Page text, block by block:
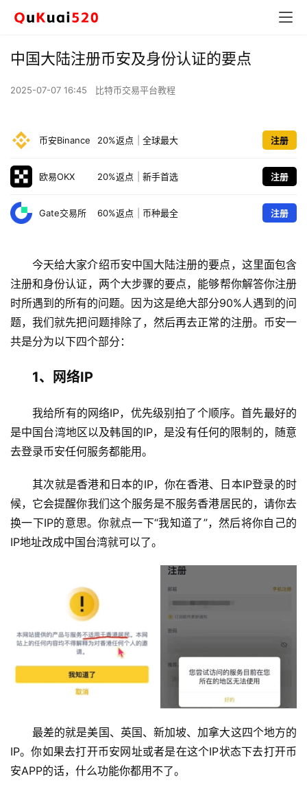
中国大陆注册币安及身份认证的要点
2025-07-07 16:45 比特币交易平台教程
币安Binance 20%返点 全球最大 注册
欧易OKX 20%返点 新手首选 注册
Gate交易所 60%返点 币种最全 注册
今天给大家介绍币安中国大陆注册的要点，这里面包含
注册和身份认证，两个大步骤的要点，能够帮你解答你注册
时所遇到的所有的问题。因为这是绝大部分90%人遇到的问
题，我们就先把问题排除了，然后再去正常的注册。币安一
共是分为以下四个部分：
1、网络IP
我给所有的网络IP，优先级别拍了个顺序。首先最好的
是中国台湾地区以及韩国的IP，是没有任何的限制的，随意
去登录币安任何服务都能用。
其次就是香港和日本的IP，你在香港、日本IP登录的时
候，它会提醒你我们这个服务是不服务香港居民的，请你去
换一下IP的意思。你就点一下“我知道了”，然后将你自己的
IP地址改成中国台湾就可以了。
最差的就是美国、英国、新加坡、加拿大这四个地方的
IP。你如果去打开币安网址或者是在这个IP状态下去打开币
安APP的话，什么功能你都用不了。